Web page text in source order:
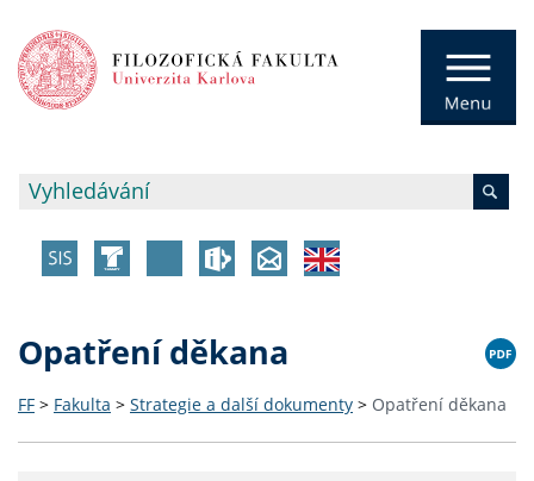
Opatření děkana
FF > Fakulta > Strategie a další dokumenty > Opatření děkana